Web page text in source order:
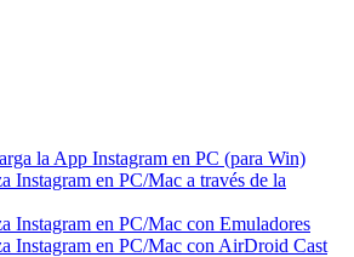
la App Instagram en PC (para Win)
Instagram en PC/Mac a través de la
Instagram en PC/Mac con Emuladores
Instagram en PC/Mac con AirDroid Cast